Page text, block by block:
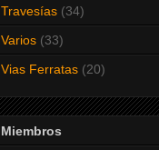
Travesías (34)
Varios (33)
Vias Ferratas (20)
Miembros